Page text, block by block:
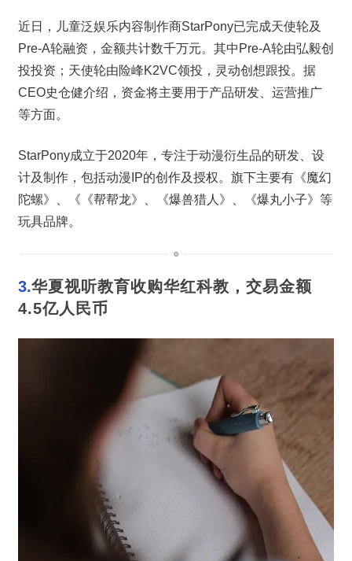
近日，儿童泛娱乐内容制作商StarPony已完成天使轮及
Pre-A轮融资，金额共计数千万元。其中Pre-A轮由弘毅创
投投资；天使轮由险峰K2VC领投，灵动创想跟投。据
CEO史仓健介绍，资金将主要用于产品研发、运营推广
等方面。
StarPony成立于2020年，专注于动漫衍生品的研发、设
计及制作，包括动漫IP的创作及授权。旗下主要有《魔幻
陀螺》、《《帮帮龙》、《爆兽猎人》、《爆丸小子》等
玩具品牌。
3.华夏视听教育收购华红科教，交易金额
4.5亿人民币